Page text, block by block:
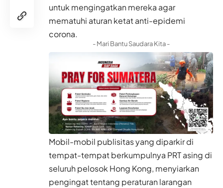
untuk mengingatkan mereka agar
mematuhi aturan ketat anti-epidemi
corona.
- Mari Bantu Saudara Kita -
Mobil-mobil publisitas yang diparkir di
tempat-tempat berkumpulnya PRT asing di
seluruh pelosok Hong Kong, menyiarkan
pengingat tentang peraturan larangan